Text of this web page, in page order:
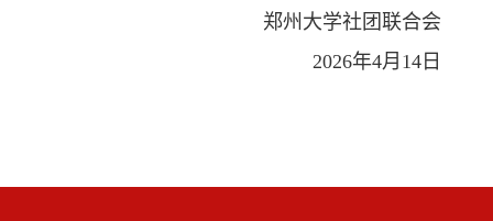
郑州大学社团联合会
2026年4月14日